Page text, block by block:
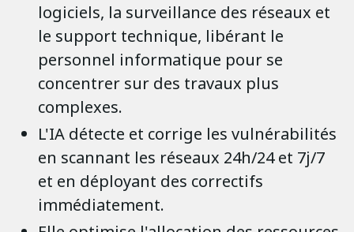
logiciels, la surveillance des réseaux et
le support technique, libérant le
personnel informatique pour se
concentrer sur des travaux plus
complexes.
L'IA détecte et corrige les vulnérabilités
en scannant les réseaux 24h/24 et 7j/7
et en déployant des correctifs
immédiatement.